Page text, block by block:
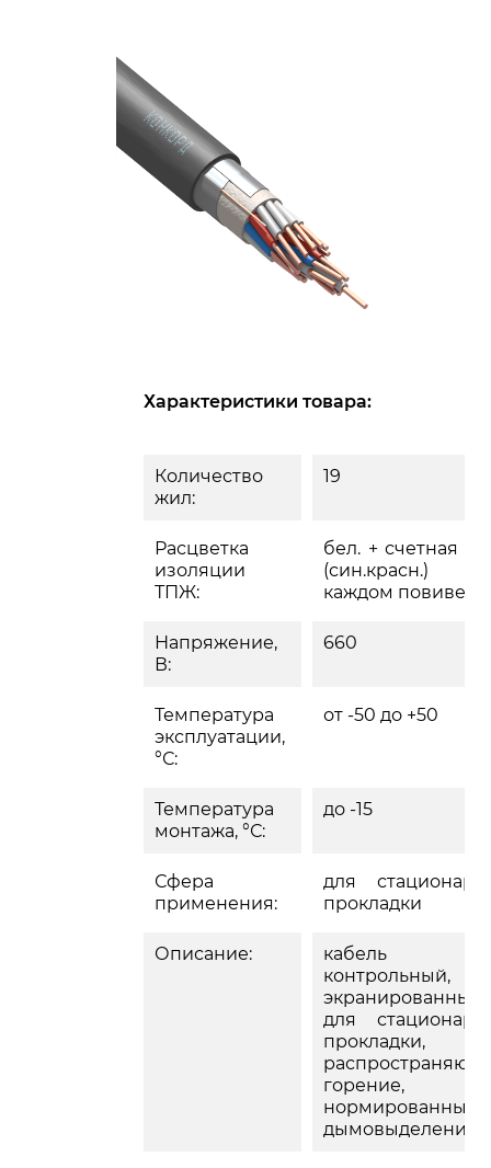
Характеристики товара:
Количество
жил:
19
Расцветка
изоляции
ТПЖ:
бел. + счетная
(син.красн.)
каждом повиве
Напряжение,
В:
660
Температура
эксплуатации,
°С:
от -50 до +50
Температура
монтажа, °С:
до -15
Сфера
применения:
для
прокладки
Описание:
кабель
контрольный,
экранированный,
для
прокладки,
горение,
нормированным